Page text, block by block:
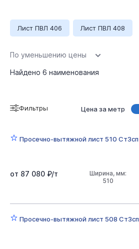
Лист ПВЛ 406 Лист ПВЛ 408
Лист ПВЛ 510
По уменьшению цены
Найдено 6 наименования
Фильтры Цена за метр
Просечно-вытяжной лист 510 Ст3сп
Ширина, мм:
510
от 87 080 ₽/т
Просечно-вытяжной лист 508 Ст3сп